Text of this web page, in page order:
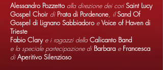
Alessandro Pozzettoalla direzione dei coriSaint Lucy
Gospel Choir di Prata di Pordenone, ilSand Of
Gospel di Lignano Sabbiadoro eVoice of Haven di
Trieste
Fabio Clary e i ragazzi dellaCalicanto Band
e la speciale partecipazione di Barbara e Francesca
diAperitivo Silenzioso